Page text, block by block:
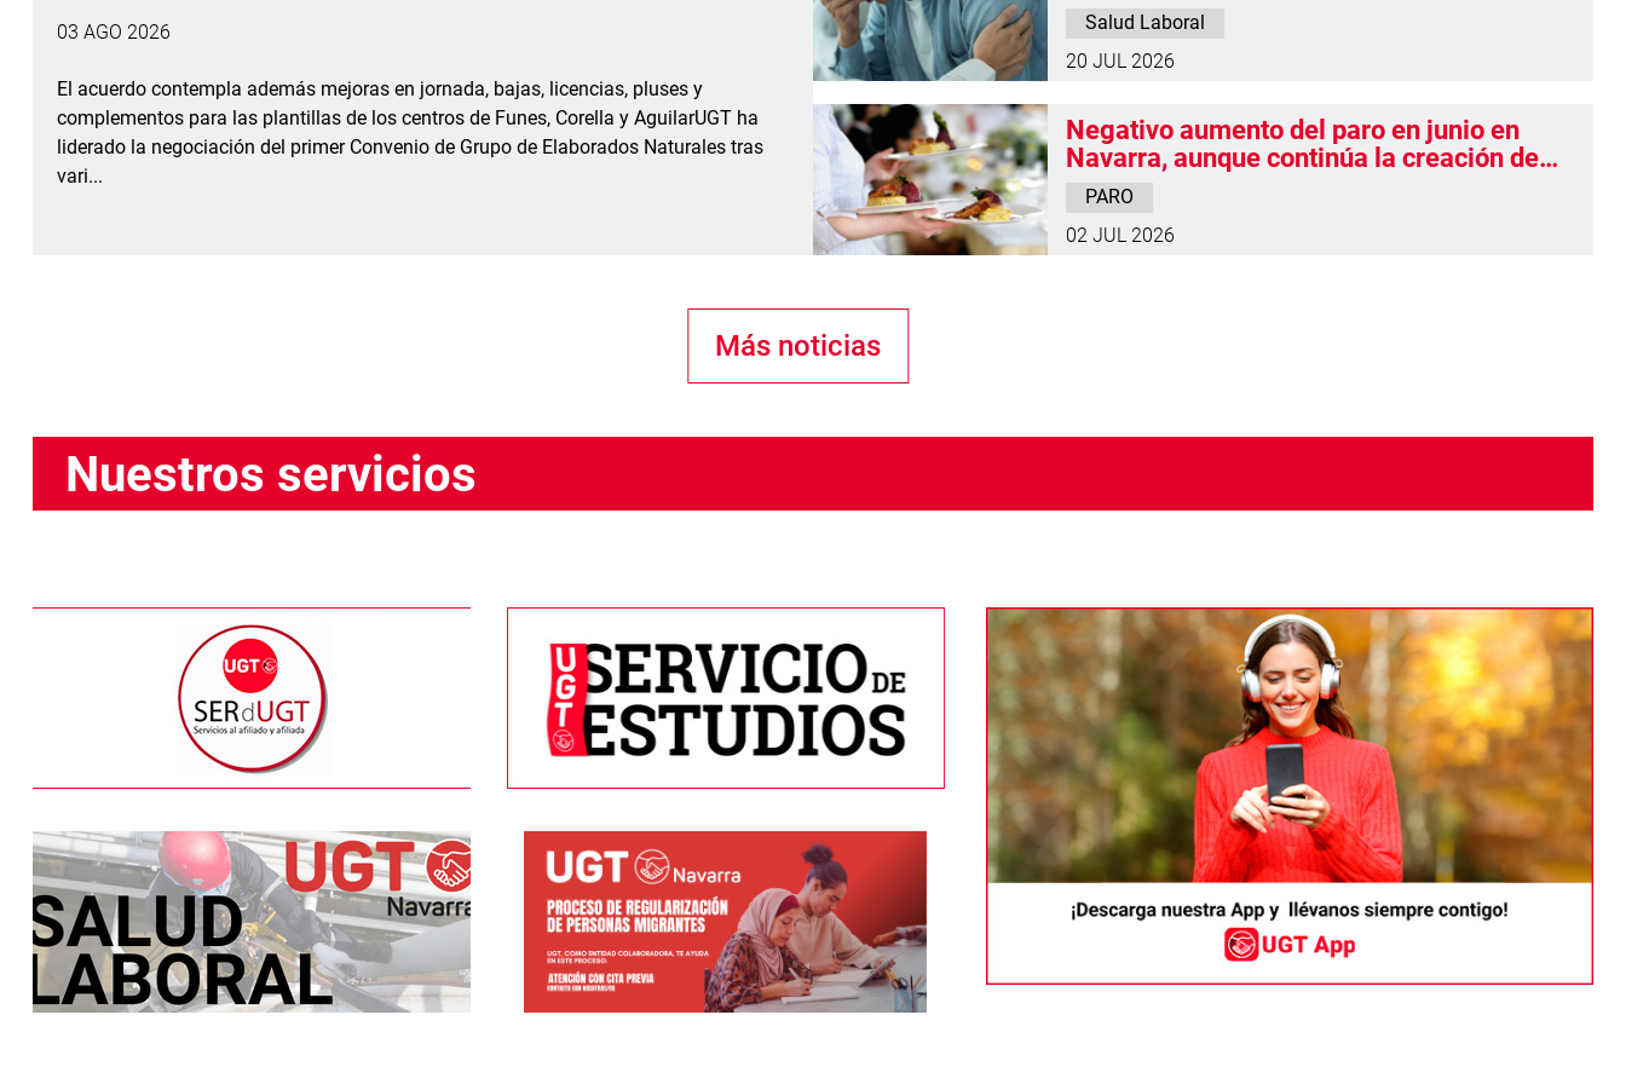
03 AGO 2026
El acuerdo contempla además mejoras en jornada, bajas, licencias, pluses y
complementos para las plantillas de los centros de Funes, Corella y AguilarUGT ha
liderado la negociación del primer Convenio de Grupo de Elaborados Naturales tras
vari...
a la desconexión lo explica en gran parte
Salud Laboral
20 JUL 2026
Negativo aumento del paro en junio en
Navarra, aunque continúa la creación de
empleo
PARO
02 JUL 2026
Más noticias
Nuestros servicios